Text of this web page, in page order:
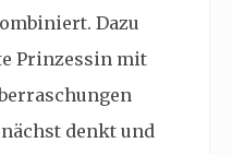
Dazu
Prinzessin mit
denkt und